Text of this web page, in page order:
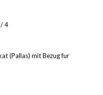
/ 4
(Pallas) mit Bezug fur